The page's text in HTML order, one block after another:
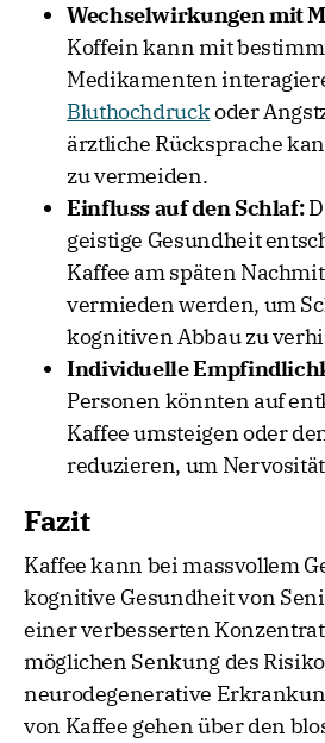
Wechselwirkungen mit
Koffein kann mit
Medikamenten
Bluthochdruckoder
ärztliche Rücksprache
zu vermeiden.
Einfluss auf den Schlaf:
geistige Gesundheit
Kaffee am späten
vermieden werden, um
kognitiven Abbau zu
Individuelle
Personen könnten auf
Kaffee umsteigen oder
reduzieren, um
Fazit
Kaffee kann bei massvollem
kognitive Gesundheit von
einer verbesserten
möglichen Senkung des
neurodegenerative
von Kaffee gehen über den